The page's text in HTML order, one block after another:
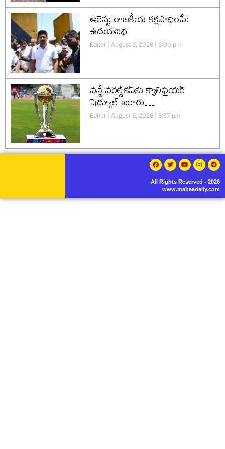
అరెస్టు రాజకీయ కక్షసాధింపే:
ఉదయనిధి
Editor August 5, 2026 6:00 pm
వన్డే వరల్డ్‌కప్‌కు క్వాలిఫైయర్
షెడ్యూల్ ఖరారు…
Editor August 5, 2026 5:57 pm
All Rights Reserved - 2026
www.mahaadaily.com